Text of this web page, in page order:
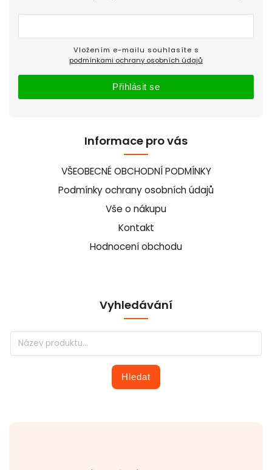
Informace pro vás
VŠEOBECNÉ OBCHODNÍ PODMÍNKY
Podmínky ochrany osobních údajů
Vše o nákupu
Kontakt
Hodnocení obchodu
podmínkami ochrany osobních údajů
Přihlásit se
Vyhledávání
Hledat